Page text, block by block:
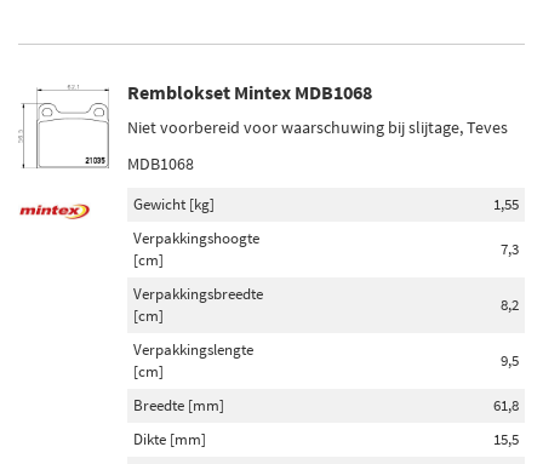
Remblokset Mintex MDB1068
Niet voorbereid voor waarschuwing bij slijtage, Teves
MDB1068
Gewicht [kg]
1,55
Verpakkingshoogte
[cm]
7,3
Verpakkingsbreedte
[cm]
8,2
Verpakkingslengte
[cm]
9,5
Breedte [mm]
61,8
Dikte [mm]
15,5